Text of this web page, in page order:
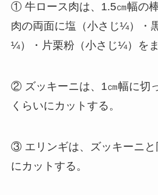
① 牛ロース肉は、1.5㎝幅の
肉の両面に塩（小さじ¼）・
¼）・片栗粉（小さじ¼）をま
② ズッキーニは、1㎝幅に切
くらいにカットする。
③ エリンギは、ズッキーニと
にカットする。